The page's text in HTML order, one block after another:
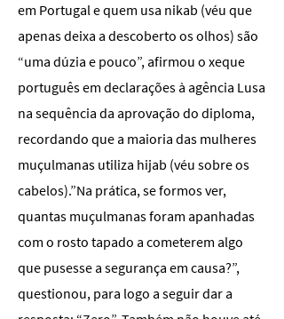
em Portugal e quem usa nikab (véu que
apenas deixa a descoberto os olhos) são
“uma dúzia e pouco”, afirmou o xeque
português em declarações à agência Lusa
na sequência da aprovação do diploma,
recordando que a maioria das mulheres
muçulmanas utiliza hijab (véu sobre os
cabelos).”Na prática, se formos ver,
quantas muçulmanas foram apanhadas
com o rosto tapado a cometerem algo
que pusesse a segurança em causa?”,
questionou, para logo a seguir dar a